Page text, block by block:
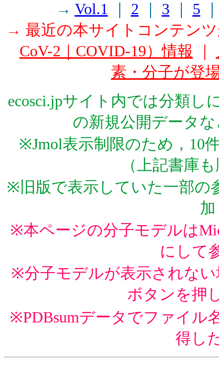
→ Vol.1 2 3 5
→ 最近の本サイトコンテン
CoV-2｜COVID-19）情報
素・分子が登
ecosci.jpサイト内では分類し
の新規公開データ
※Jmol表示制限のため，10
（上記書庫
※旧版で表示していた一部の
※本ページの分子モデルは
にして
※分子モデルが表示されな
ボタンを押
※PDBsumデータでファイル
得し